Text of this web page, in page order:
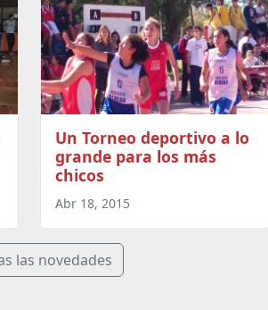
Un Torneo deportivo a lo
grande para los más
chicos
Abr 18, 2015
las novedades